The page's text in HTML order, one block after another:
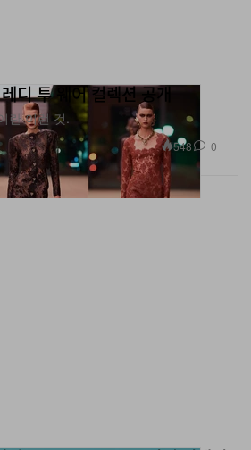
디 투 웨어 컬렉션 공개
란 이런 것.
548 0